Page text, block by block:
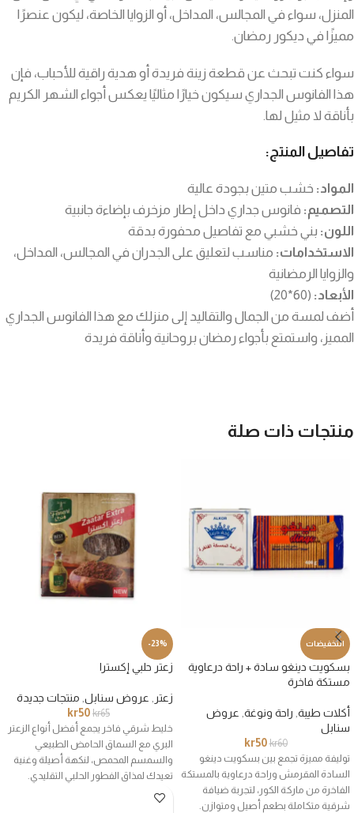
المنزل، سواء في المجالس، المداخل، أو الزوايا الخاصة، ليكون عنصرًا
مميزًا في ديكور رمضان.
سواء كنت تبحث عن قطعة زينة فريدة أو هدية راقية للأحباب، فإن
هذا الفانوس الجداري سيكون خيارًا مثاليًا يعكس أجواء الشهر الكريم
بأناقة لا مثيل لها.
تفاصيل المنتج:
المواد: خشب متين بجودة عالية
التصميم: فانوس جداري داخل إطار مزخرف بإضاءة جانبية
اللون: بني خشبي مع تفاصيل محفورة بدقة
الاستخدامات: مناسب لتعليق على الجدران في المجالس، المداخل،
والزوايا الرمضانية
الأبعاد: (60*20)
أضف لمسة من الجمال والتقاليد إلى منزلك مع هذا الفانوس الجداري
المميز، واستمتع بأجواء رمضان بروحانية وأناقة فريدة
منتجات ذات صلة
التخفيضات
بسكويت دينغو سادة + راحة درعاوية
مستكة فاخرة
أكلات طيبة, راحة ونوغة, عروض
سنابل
kr60
kr50
توليفة مميزة تجمع بين بسكويت دينغو
السادة المقرمش وراحة درعاوية بالمستكة
الفاخرة من ماركة الكور، لتجربة ضيافة
شرقية متكاملة بطعم أصيل ومتوازن.
-23%
زعتر حلبي إكسترا
زعتر , عروض سنابل, منتجات جديدة
kr65
kr50
خليط شرقي فاخر يجمع أفضل أنواع الزعتر
البري مع السماق الحامض الطبيعي
والسمسم المحمص، لنكهة أصيلة وغنية
تعيدك لمذاق الفطور الحلبي التقليدي.